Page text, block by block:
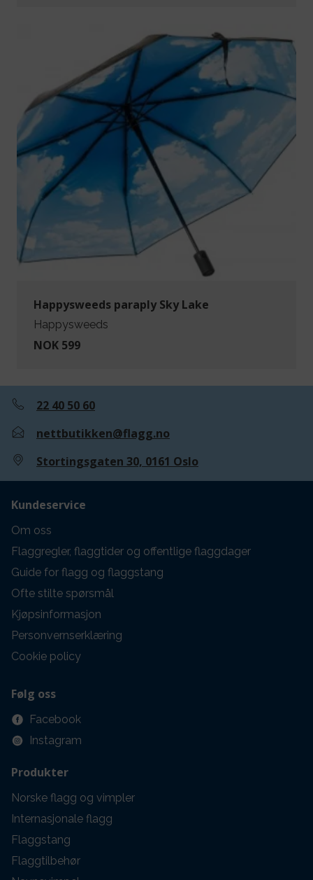
Happysweeds paraply Sky Lake
Happysweeds
NOK 599
22 40 50 60
nettbutikken@flagg.no
Stortingsgaten 30, 0161 Oslo
Kundeservice
Om oss
Flaggregler, flaggtider og offentlige flaggdager
Guide for flagg og flaggstang
Ofte stilte spørsmål
Kjøpsinformasjon
Personvernserklæring
Cookie policy
Følg oss
Facebook
Instagram
Produkter
Norske flagg og vimpler
Internasjonale flagg
Flaggstang
Flaggtilbehør